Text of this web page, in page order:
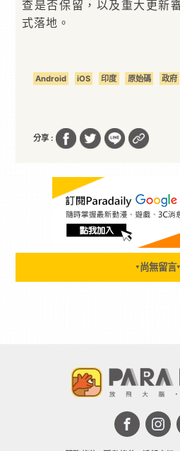
查是否保留，以及重大更新
式落地。
Android iOS 印度 原始碼 政府
分享 :
▼ 尚無留言▼